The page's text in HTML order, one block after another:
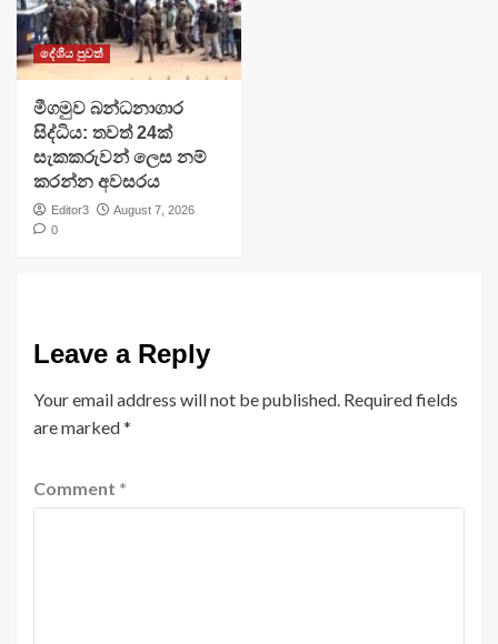
දේශීය පුවත්
මීගමුව බන්ධනාගාර
සිද්ධිය: තවත් 24ක්
සැකකරුවන් ලෙස නම්
කරන්න අවසරය
Editor3
August 7, 2026
0
Leave a Reply
Your email address will not be published. Required fields
are marked*
Comment *